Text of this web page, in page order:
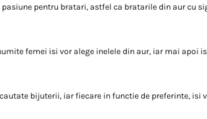
pentru bratari, astfel ca bratarile din aur cu
femei isi vor alege inelele din aur, iar mai apoi
bijuterii, iar fiecare in functie de preferinte, isi